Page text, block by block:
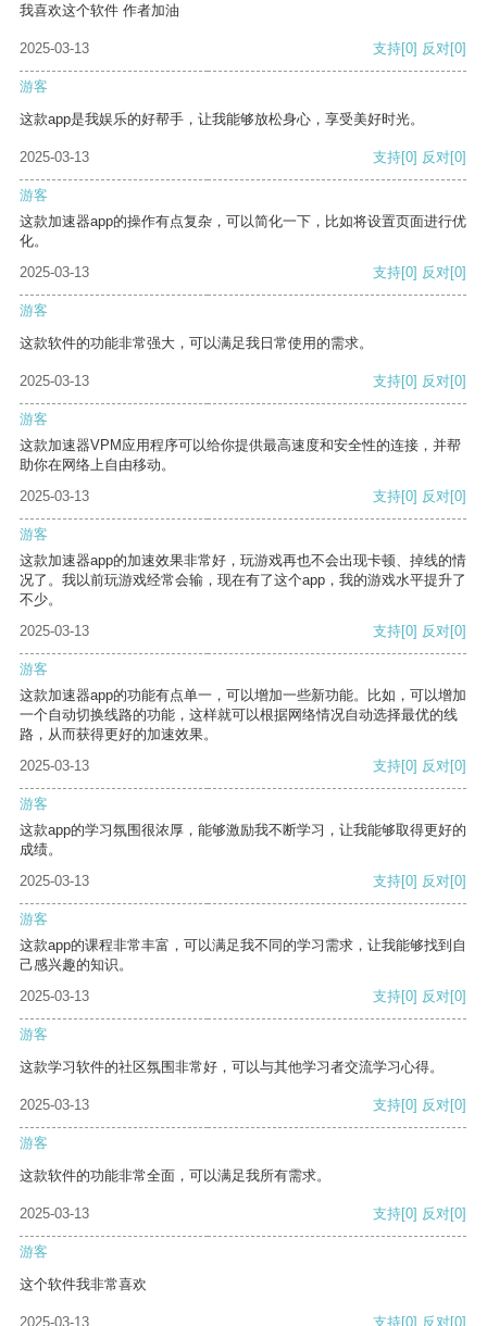
我喜欢这个软件 作者加油
2025-03-13 支持[0] 反对[0]
游客
这款app是我娱乐的好帮手，让我能够放松身心，享受美好时光。
2025-03-13 支持[0] 反对[0]
游客
这款加速器app的操作有点复杂，可以简化一下，比如将设置页面进行优
化。
2025-03-13
支持[0] 反对[0]
游客
这款软件的功能非常强大，可以满足我日常使用的需求。
2025-03-13 支持[0] 反对[0]
游客
这款加速器VPM应用程序可以给你提供最高速度和安全性的连接，并帮
助你在网络上自由移动。
2025-03-13
支持[0] 反对[0]
游客
这款加速器app的加速效果非常好，玩游戏再也不会出现卡顿、掉线的情
况了。我以前玩游戏经常会输，现在有了这个app，我的游戏水平提升了
不少。
2025-03-13
支持[0] 反对[0]
游客
这款加速器app的功能有点单一，可以增加一些新功能。比如，可以增加
一个自动切换线路的功能，这样就可以根据网络情况自动选择最优的线
路，从而获得更好的加速效果。
2025-03-13
支持[0] 反对[0]
游客
这款app的学习氛围很浓厚，能够激励我不断学习，让我能够取得更好的
成绩。
2025-03-13
支持[0] 反对[0]
游客
这款app的课程非常丰富，可以满足我不同的学习需求，让我能够找到自
己感兴趣的知识。
2025-03-13
支持[0] 反对[0]
游客
这款学习软件的社区氛围非常好，可以与其他学习者交流学习心得。
2025-03-13 支持[0] 反对[0]
游客
这款软件的功能非常全面，可以满足我所有需求。
2025-03-13 支持[0] 反对[0]
游客
这个软件我非常喜欢
2025-03-13 支持[0] 反对[0]